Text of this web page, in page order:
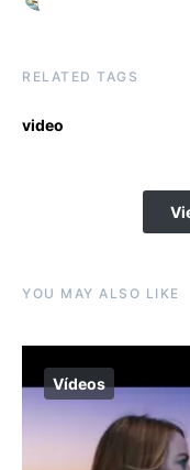
RELATED TAGS
video
YOU MAY ALSO LIKE
Vídeos